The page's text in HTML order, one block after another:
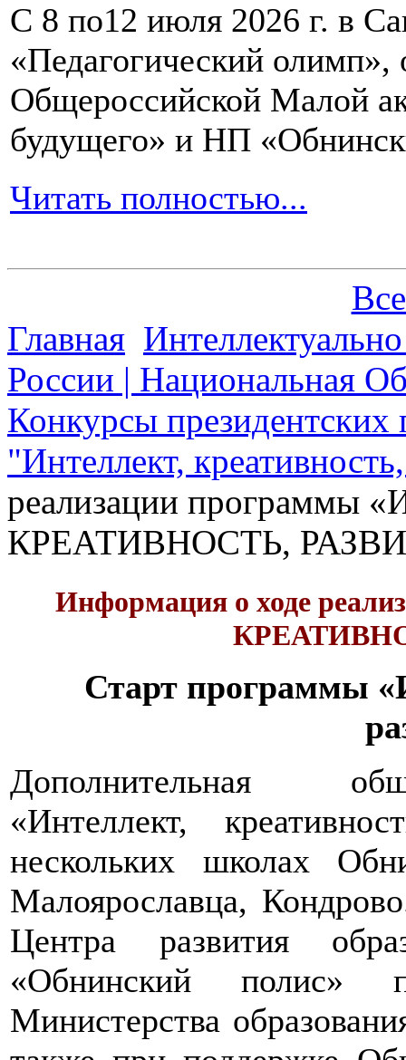
С 8 по12 июля 2026 г. в
«Педагогический олимп»,
Общероссийской Малой
будущего» и НП
Читать полностью...
Главная
России | Национальная
Конкурсы президентских
"Интеллект,
реализации программы
КРЕАТИВНОСТЬ,
Информация о ходе
Старт программы
Дополнительная
«Интеллект,
нескольких школах
Малоярославца,
Центра развития
«Обнинский полис»
Министерства